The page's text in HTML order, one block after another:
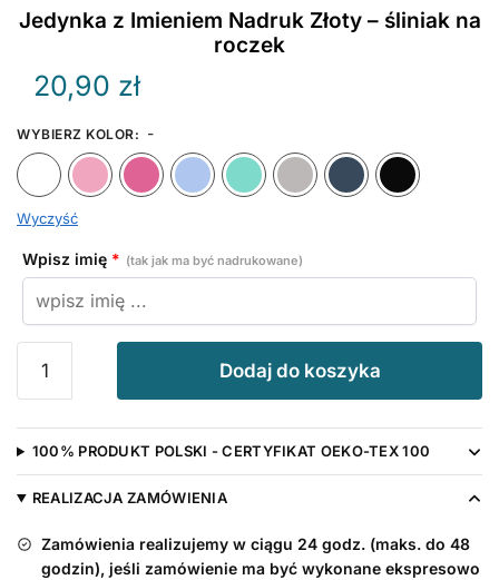
Jedynka z Imieniem Nadruk Złoty – śliniak na
roczek
20,90 zł
WYBIERZ KOLOR: -
Biały
Różowy Ciemny Różowy
Błękitny MiętowySzary
Wyczyść
Wpisz imię * (tak jak ma być nadrukowane)
Jedynka
z
Imieniem
Nadruk
Złoty
śliniak
Dodaj do koszyka
100% PRODUKT POLSKI - CERTYFIKAT OEKO-TEX 100
REALIZACJA ZAMÓWIENIA
Zamówienia realizujemy w ciągu 24 godz. (maks. do 48
godzin), jeśli zamówienie ma być wykonane ekspresowo